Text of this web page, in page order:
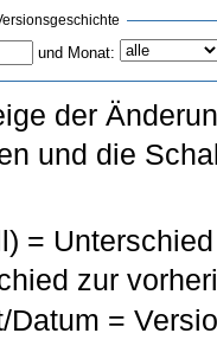
und Monat:
der
und die
=
zur
Datum =